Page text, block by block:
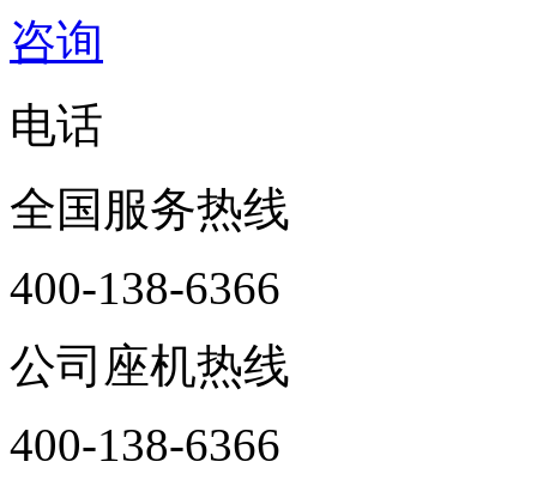
咨询
电话
全国服务热线
400-138-6366
公司座机热线
400-138-6366